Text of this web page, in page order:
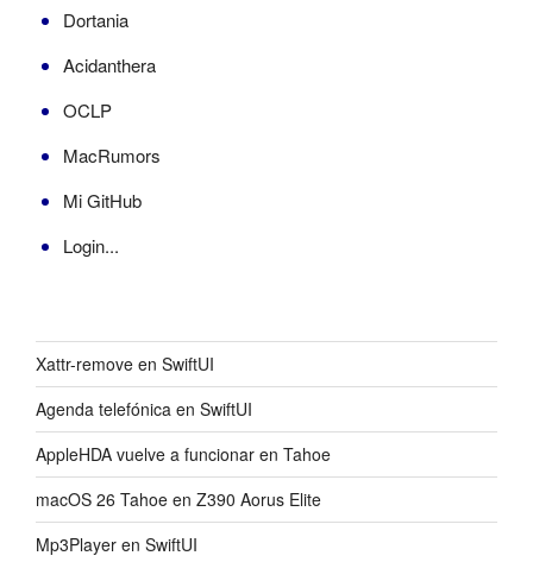
Dortania
Acidanthera
OCLP
MacRumors
Mi GitHub
Login...
Xattr-remove en SwiftUI
Agenda telefónica en SwiftUI
AppleHDA vuelve a funcionar en Tahoe
macOS 26 Tahoe en Z390 Aorus Elite
Mp3Player en SwiftUI